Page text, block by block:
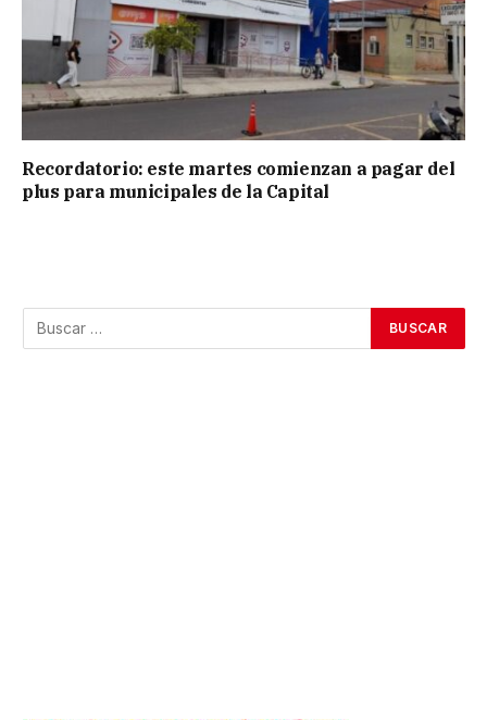
Recordatorio: este martes comienzan a pagar del
plus para municipales de la Capital